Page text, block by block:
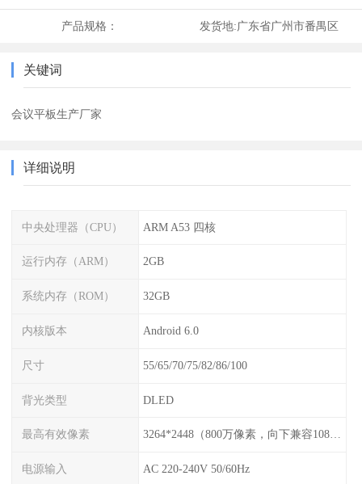
产品规格： 发货地:广东省广州市番禺区
关键词
会议平板生产厂家
详细说明
中央处理器（CPU） ARM A53 四核
运行内存（ARM） 2GB
系统内存（ROM） 32GB
内核版本 Android 6.0
尺寸 55/65/70/75/82/86/100
背光类型 DLED
最高有效像素 3264*2448（800万像素，向下兼容1080p/720p/480i等常用分辨率）
电源输入 AC 220-240V 50/60Hz